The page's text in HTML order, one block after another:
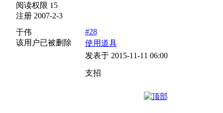
阅读权限 15
注册 2007-2-3
于伟
该用户已被删除
#28
使用道具
发表于 2015-11-11 06:00
支招